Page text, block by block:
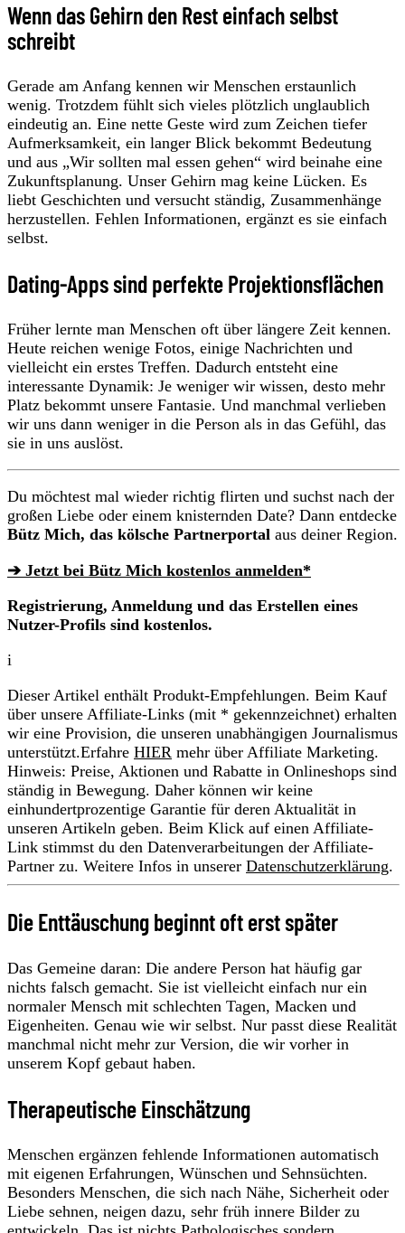
Wenn das Gehirn den Rest einfach selbst
schreibt
Gerade am Anfang kennen wir Menschen erstaunlich
wenig. Trotzdem fühlt sich vieles plötzlich unglaublich
eindeutig an. Eine nette Geste wird zum Zeichen tiefer
Aufmerksamkeit, ein langer Blick bekommt Bedeutung
und aus „Wir sollten mal essen gehen“ wird beinahe eine
Zukunftsplanung. Unser Gehirn mag keine Lücken. Es
liebt Geschichten und versucht ständig, Zusammenhänge
herzustellen. Fehlen Informationen, ergänzt es sie einfach
selbst.
Dating-Apps sind perfekte Projektionsflächen
Früher lernte man Menschen oft über längere Zeit kennen.
Heute reichen wenige Fotos, einige Nachrichten und
vielleicht ein erstes Treffen. Dadurch entsteht eine
interessante Dynamik: Je weniger wir wissen, desto mehr
Platz bekommt unsere Fantasie. Und manchmal verlieben
wir uns dann weniger in die Person als in das Gefühl, das
sie in uns auslöst.
Du möchtest mal wieder richtig flirten und suchst nach der
großen Liebe oder einem knisternden Date? Dann entdecke
Bütz Mich, das kölsche Partnerportal aus deiner Region.
➔ Jetzt bei Bütz Mich kostenlos anmelden*
Registrierung, Anmeldung und das Erstellen eines
Nutzer-Profils sind kostenlos.
i
Dieser Artikel enthält Produkt-Empfehlungen. Beim Kauf
über unsere Affiliate-Links (mit * gekennzeichnet) erhalten
wir eine Provision, die unseren unabhängigen Journalismus
unterstützt.Erfahre HIER mehr über Affiliate Marketing.
Hinweis: Preise, Aktionen und Rabatte in Onlineshops sind
ständig in Bewegung. Daher können wir keine
einhundertprozentige Garantie für deren Aktualität in
unseren Artikeln geben. Beim Klick auf einen Affiliate-
Link stimmst du den Datenverarbeitungen der Affiliate-
Partner zu. Weitere Infos in unserer Datenschutzerklärung.
Die Enttäuschung beginnt oft erst später
Das Gemeine daran: Die andere Person hat häufig gar
nichts falsch gemacht. Sie ist vielleicht einfach nur ein
normaler Mensch mit schlechten Tagen, Macken und
Eigenheiten. Genau wie wir selbst. Nur passt diese Realität
manchmal nicht mehr zur Version, die wir vorher in
unserem Kopf gebaut haben.
Therapeutische Einschätzung
Menschen ergänzen fehlende Informationen automatisch
mit eigenen Erfahrungen, Wünschen und Sehnsüchten.
Besonders Menschen, die sich nach Nähe, Sicherheit oder
Liebe sehnen, neigen dazu, sehr früh innere Bilder zu